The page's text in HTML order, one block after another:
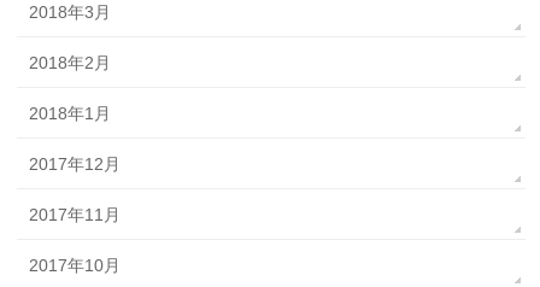
2018年3月
2018年2月
2018年1月
2017年12月
2017年11月
2017年10月